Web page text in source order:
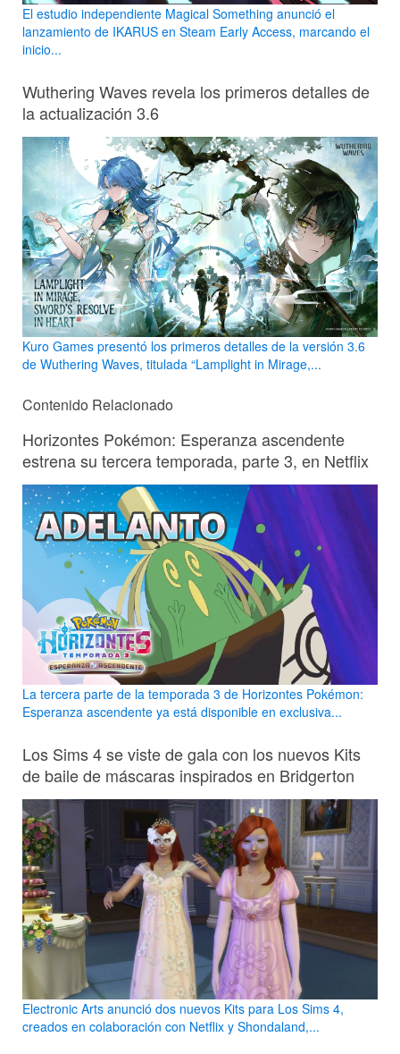
El estudio independiente Magical Something anunció el
lanzamiento de IKARUS en Steam Early Access, marcando el
inicio...
Wuthering Waves revela los primeros detalles de
la actualización 3.6
Kuro Games presentó los primeros detalles de la versión 3.6
de Wuthering Waves, titulada “Lamplight in Mirage,...
Contenido Relacionado
Horizontes Pokémon: Esperanza ascendente
estrena su tercera temporada, parte 3, en Netflix
La tercera parte de la temporada 3 de Horizontes Pokémon:
Esperanza ascendente ya está disponible en exclusiva...
Los Sims 4 se viste de gala con los nuevos Kits
de baile de máscaras inspirados en Bridgerton
Electronic Arts anunció dos nuevos Kits para Los Sims 4,
creados en colaboración con Netflix y Shondaland,...